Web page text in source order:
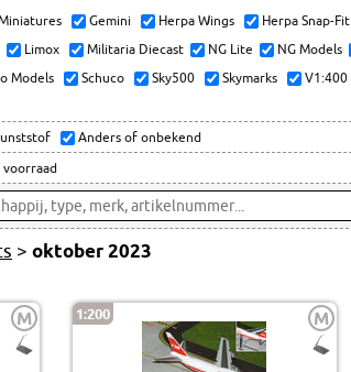
Gemini Herpa Wings Herpa Snap-Fit
Limox Militaria Diecast NG Lite NG Models
Models Schuco Sky500 Skymarks V1:400
Anders of onbekend
voorraad
> oktober 2023
M 1:200 M